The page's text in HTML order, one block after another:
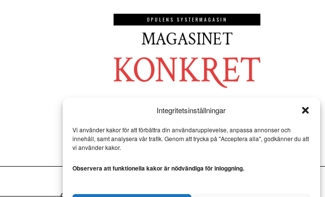
Integritetsinställningar
Vi använder kakor för att förbättra din användarupplevelse, anpassa annonser och
innehåll, samt analysera vår trafik. Genom att trycka på "Acceptera alla", godkänner du att
vi använder kakor.
Observera att funktionella kakor är nödvändiga för inloggning.
OPULENS SYSTERMAGASIN